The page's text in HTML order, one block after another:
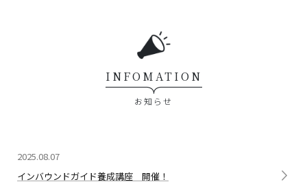
INFOMATION
お知らせ
2025.08.07
インバウンドガイド養成講座 開催！